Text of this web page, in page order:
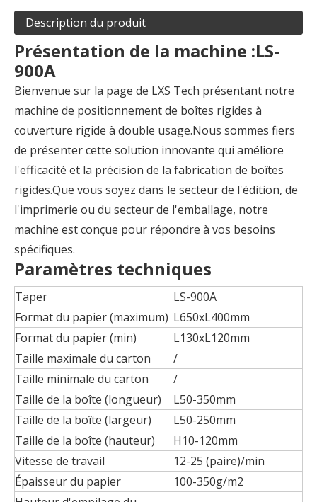
Description du produit
Présentation de la machine :LS-
900A
Bienvenue sur la page de LXS Tech présentant notre
machine de positionnement de boîtes rigides à
couverture rigide à double usage.Nous sommes fiers
de présenter cette solution innovante qui améliore
l'efficacité et la précision de la fabrication de boîtes
rigides.Que vous soyez dans le secteur de l'édition, de
l'imprimerie ou du secteur de l'emballage, notre
machine est conçue pour répondre à vos besoins
spécifiques.
Paramètres techniques
Taper
LS-900A
Format du papier (maximum) L650xL400mm
Format du papier (min)
L130xL120mm
Taille maximale du carton
/
Taille minimale du carton
/
Taille de la boîte (longueur)
L50-350mm
Taille de la boîte (largeur)
L50-250mm
Taille de la boîte (hauteur)
H10-120mm
Vitesse de travail
12-25 (paire)/min
Épaisseur du papier
100-350g/m2